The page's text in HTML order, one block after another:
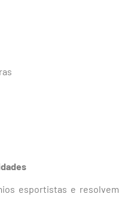
esportistas e resolvem